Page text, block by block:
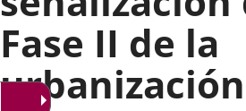
Fase II de la
urbanización